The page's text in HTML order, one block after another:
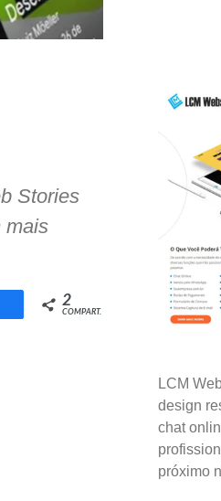
Stories
mais
2
COMPART.
LCM
design
chat
próximo